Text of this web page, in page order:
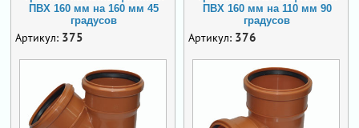
ПВХ 160 мм на 160 мм 45
градусов
Артикул: 375
ПВХ 160 мм на 110 мм 90
градусов
Артикул: 376